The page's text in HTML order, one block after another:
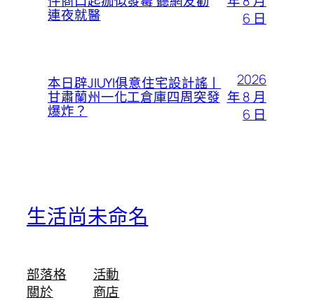
連夜就醫
6 日
本日辟JIUYI俱意住宅設計謠丨
甘肅蘭州一化工倉庫四周突發
爆炸？
2026
年 8 月
6 日
生活尚未命名
部落格
關於
活動
商店